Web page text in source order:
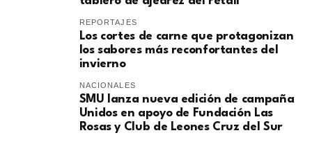
REPORTAJES
Los cortes de carne que protagonizan
los sabores más reconfortantes del
invierno
NACIONALES
SMU lanza nueva edición de campaña
Unidos en apoyo de Fundación Las
Rosas y Club de Leones Cruz del Sur